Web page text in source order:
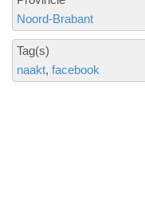
Noord-Brabant
Tag(s)
naakt facebook